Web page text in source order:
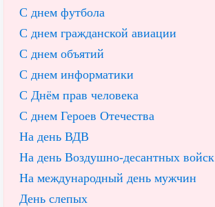
С днем футбола
С днем гражданской авиации
С днем объятий
С днем информатики
С Днём прав человека
С днем Героев Отечества
На день ВДВ
На день Воздушно-десантных войск
На международный день мужчин
День слепых